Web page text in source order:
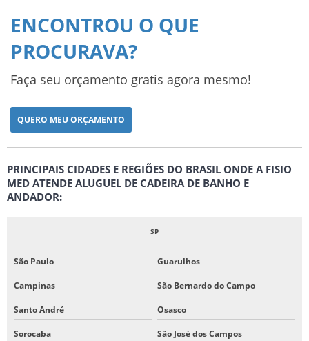
ENCONTROU O QUE
PROCURAVA?
Faça seu orçamento gratis agora mesmo!
QUERO MEU ORÇAMENTO
PRINCIPAIS CIDADES E REGIÕES DO BRASIL ONDE A FISIO
MED ATENDE ALUGUEL DE CADEIRA DE BANHO E
ANDADOR:
SP
São Paulo Guarulhos
Campinas São Bernardo do Campo
Santo André Osasco
Sorocaba São José dos Campos